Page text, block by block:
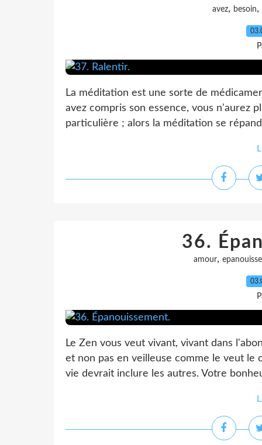
avez, besoin,
La méditation est une sorte de
avez compris son essence, vous n'aurez
particulière ; alors la méditation se
36.
amour,
Le Zen vous veut vivant, vivant dans
et non pas en veilleuse comme le veut le
vie devrait inclure les autres. Votre